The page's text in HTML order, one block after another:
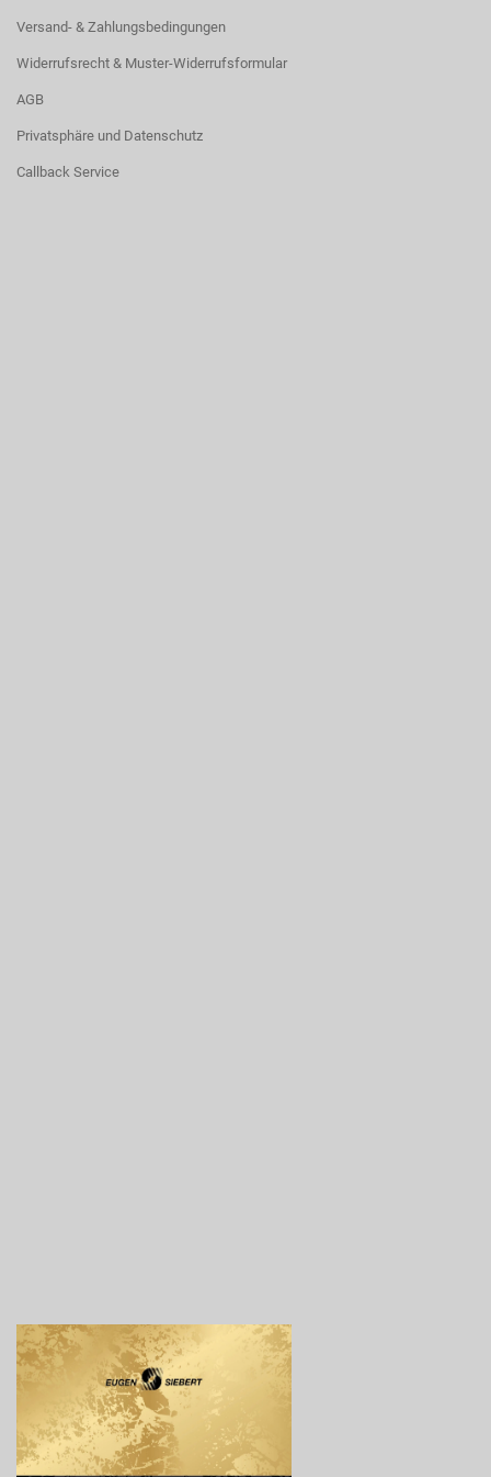
Versand- & Zahlungsbedingungen
Widerrufsrecht & Muster-Widerrufsformular
AGB
Privatsphäre und Datenschutz
Callback Service